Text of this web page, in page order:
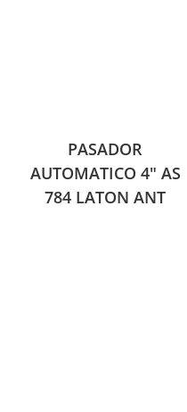
PASADOR
AUTOMATICO 4″ AS
784 LATON ANT